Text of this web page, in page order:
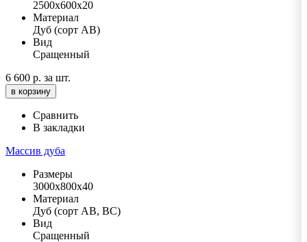
2500х600х20
Материал
Дуб (сорт АВ)
Вид
Сращенный
6 600 р. за шт.
в корзину
Сравнить
В закладки
Массив дуба
Размеры
3000х800х40
Материал
Дуб (сорт АВ, ВС)
Вид
Сращенный